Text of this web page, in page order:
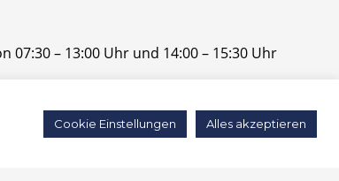
– 13:00 Uhr und 14:00 – 15:30 Uhr
und Berater in der Zeit von 14:30 –
Cookie Einstellungen Alles akzeptieren